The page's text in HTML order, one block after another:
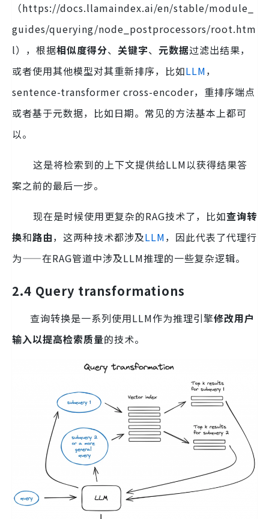
（https://docs.llamaindex.ai/en/stable/module_
guides/querying/node_postprocessors/root.htm
l），根据相似度得分、 关键字、 元数据过滤出结果，
或者使用其他模型对其重新排序，比如LLM，
sentence-transformer cross-encoder，重排序端点
或者基于元数据，比如日期。常见的方法基本上都可
以。
这是将检索到的上下文提供给LLM以获得结果答
案之前的最后一步。
现在是时候使用更复杂的RAG技术了，比如查询转
换和路由，这两种技术都涉及LLM，因此代表了代理行
为——在RAG管道中涉及LLM推理的一些复杂逻辑。
2.4 Query transformations
查询转换是一系列使用LLM作为推理引擎修改用户
输入以提高检索质量的技术。